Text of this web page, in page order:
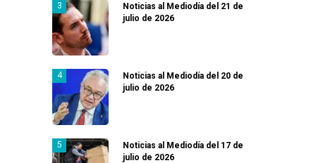
Noticias al Mediodía del 21 de
julio de 2026
Noticias al Mediodía del 20 de
julio de 2026
Noticias al Mediodía del 17 de
julio de 2026